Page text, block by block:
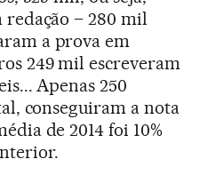
– 280 mil
a prova em
249 mil escreveram
Apenas 250
conseguiram a nota
de 2014 foi 10%